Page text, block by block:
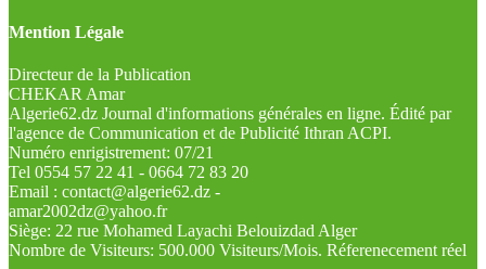
Mention Légale
Directeur de la Publication
CHEKAR Amar
Algerie62.dz Journal d'informations générales en ligne. Édité par
l'agence de Communication et de Publicité Ithran ACPI.
Numéro enrigistrement: 07/21
Tel 0554 57 22 41 - 0664 72 83 20
Email : contact@algerie62.dz -
amar2002dz@yahoo.fr
Siège: 22 rue Mohamed Layachi Belouizdad Alger
Nombre de Visiteurs: 500.000 Visiteurs/Mois. Réferenecement réel